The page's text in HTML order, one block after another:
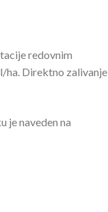
redovnim
ha. Direktno zalivanje
je naveden na